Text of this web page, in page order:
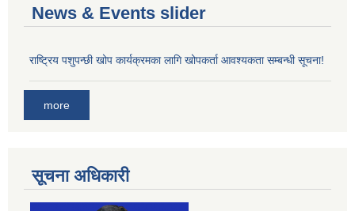
News & Events slider
राष्ट्रिय पशुपन्छी खोप कार्यक्रमका लागि खोपकर्ता आवश्यकता सम्बन्धी सूचना!
more
सूचना अधिकारी